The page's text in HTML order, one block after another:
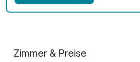
Zimmer & Preise